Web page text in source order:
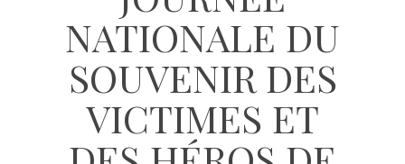
NATIONALE DU
SOUVENIR DES
VICTIMES ET